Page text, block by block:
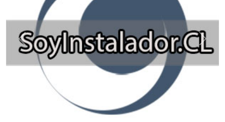
Previous Next